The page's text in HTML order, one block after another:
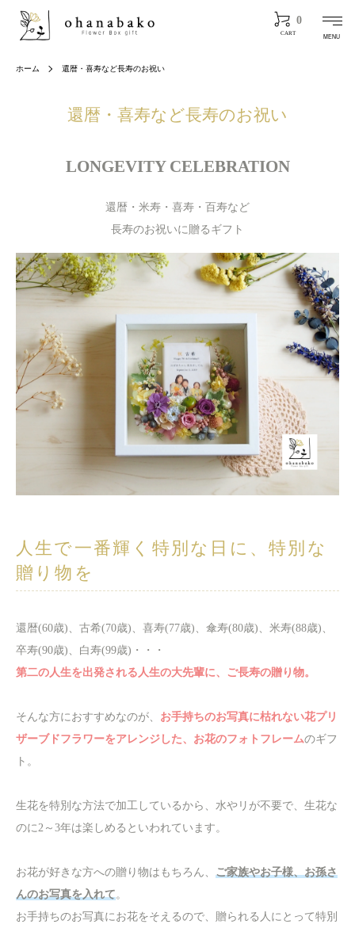
0
CART MENU
ホーム 還暦・喜寿など長寿のお祝い
還暦・喜寿など長寿のお祝い
LONGEVITY CELEBRATION
還暦・米寿・喜寿・百寿など
長寿のお祝いに贈るギフト
人生で一番輝く特別な日に、特別な
贈り物を
還暦(60歳)、古希(70歳)、喜寿(77歳)、傘寿(80歳)、米寿(88歳)、
卒寿(90歳)、白寿(99歳)・・・
第二の人生を出発される人生の大先輩に、ご長寿の贈り物。
そんな方におすすめなのが、 お手持ちのお写真に枯れない花プリ
ザーブドフラワーをアレンジした、お花のフォトフレームのギフ
ト。
生花を特別な方法で加工しているから、水やリが不要で、生花な
のに2～3年は楽しめるといわれています。
お花が好きな方への贈り物はもちろん、 ご家族やお子様、お孫さ
んのお写真を入れて。
お手持ちのお写真にお花をそえるので、贈られる人にとって特別